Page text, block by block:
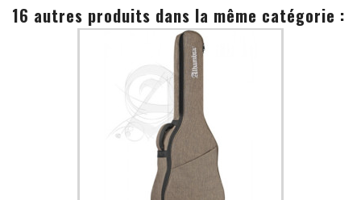
16 autres produits dans la même catégorie :